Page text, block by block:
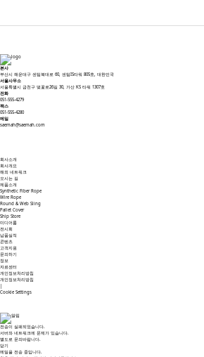
본사
부산시 해운대구 센텀북대로 60, 센텀IS타워 805호, 대한민국
서울사무소
서울특별시 금천구 벚꽃로26길 30, 가산 KS 타워 1307호
전화
051-555-4279
팩스
051-555-4280
메일
saemah@saemah.com
회사소개
회사개요
해외 네트워크
오시는 길
제품소개
Synthetic Fiber Rope
Wire Rope
Round & Web Sling
Pallet Cover
Ship Store
미디어룸
전시회
납품실적
콘텐츠
고객지원
문의하기
정보
자료센터
개인정보처리방침
개인정보처리방침
Cookie Settings
전송이 실패되었습니다.
서버와 네트워크에 문제가 있습니다.
별도로 문의바랍니다.
닫기
메일을 전송 중입니다.